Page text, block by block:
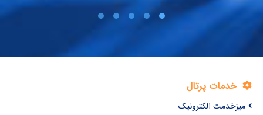
خدمات پرتال
میزخدمت الکترونیک